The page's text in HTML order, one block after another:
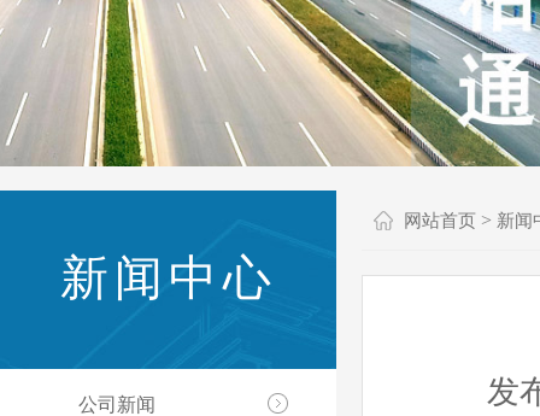
新闻中心
公司新闻
网站首页 > 新闻
发